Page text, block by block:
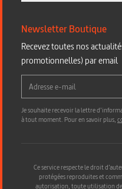
Newsletter Boutique
Recevez toutes nos
promotionnelles) par email
Je souhaite recevoir la lettre
à tout moment. Pour en savoir plus,
Ce service respecte le droit
protégées reproduites et
autorisation, toute utilisation